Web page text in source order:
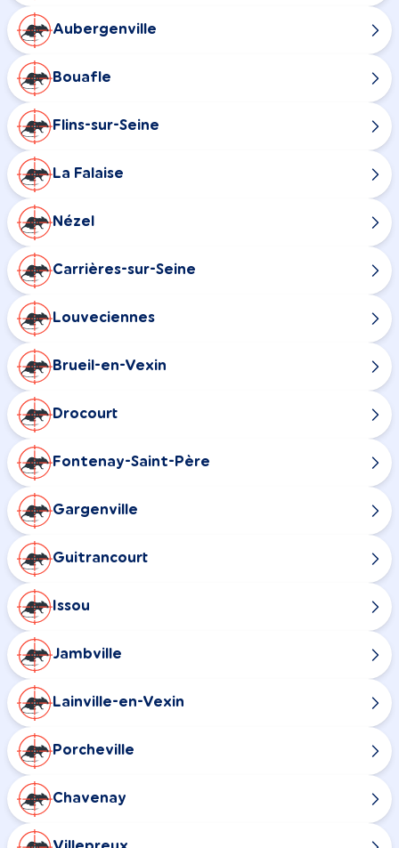
Aubergenville
Bouafle
Flins-sur-Seine
La Falaise
Nézel
Carrières-sur-Seine
Louveciennes
Brueil-en-Vexin
Drocourt
Fontenay-Saint-Père
Gargenville
Guitrancourt
Issou
Jambville
Lainville-en-Vexin
Porcheville
Chavenay